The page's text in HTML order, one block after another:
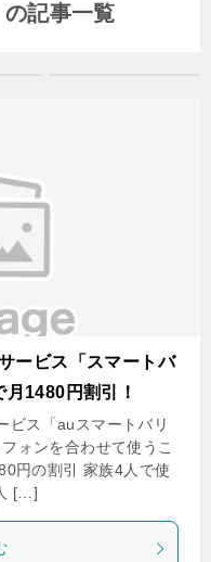
の記事一覧
ービス「スマートバ
1480円割引！
ビス「auスマートバリ
ォンを合わせて使うこ
円の割引 家族4人で使
[…]